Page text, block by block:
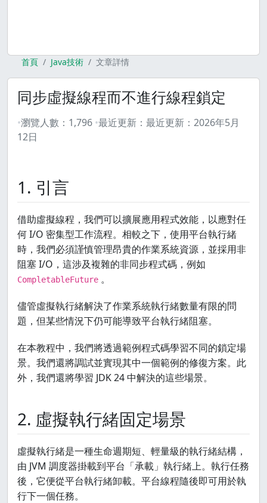
首頁 Java技術 文章詳情
同步虛擬線程而不進行線程鎖定
瀏覽人數： 1,796 最近更新： 最近更新： 2026年5月
12日
1. 引言
借助虛擬線程，我們可以擴展應用程式效能，以應對任
何 I/O 密集型工作流程。相較之下，使用平台執行緒
時，我們必須謹慎管理昂貴的作業系統資源，並採用非
阻塞 I/O，這涉及複雜的非同步程式碼，例如
CompletableFuture 。
儘管虛擬執行緒解決了作業系統執行緒數量有限的問
題，但某些情況下仍可能導致平台執行緒阻塞。
在本教程中，我們將透過範例程式碼學習不同的鎖定場
景。我們還將調試並實現其中一個範例的修復方案。此
外，我們還將學習 JDK 24 中解決的這些場景。
2. 虛擬執行緒固定場景
虛擬執行緒是一種生命週期短、輕量級的執行緒結構，
由 JVM 調度器掛載到平台「承載」執行緒上。執行任務
後，它便從平台執行緒卸載。平台線程隨後即可用於執
行下一個任務。